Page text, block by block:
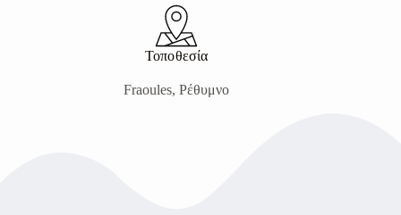
Τοποθεσία
Fraoules, Ρέθυμνο